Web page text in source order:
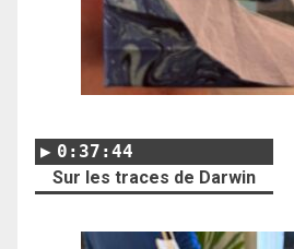
0:37:44
Sur les traces de Darwin